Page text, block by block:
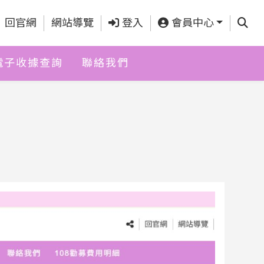
回官網 網站導覽 登入 會員中心 查詢
子收據查詢 聯絡我們